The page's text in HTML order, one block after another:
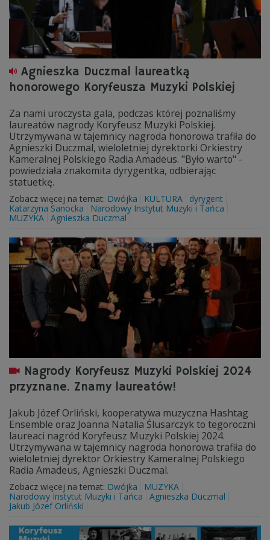
Agnieszka Duczmal laureatką
honorowego Koryfeusza Muzyki Polskiej
Za nami uroczysta gala, podczas której poznaliśmy
laureatów nagrody Koryfeusz Muzyki Polskiej.
Utrzymywana w tajemnicy nagroda honorowa trafiła do
Agnieszki Duczmal, wieloletniej dyrektorki Orkiestry
Kameralnej Polskiego Radia Amadeus. "Było warto" -
powiedziała znakomita dyrygentka, odbierając
statuetkę.
Zobacz więcej na temat: Dwójka KULTURA
dyrygent
Katarzyna Sanocka
Narodowy Instytut Muzyki i Tańca
MUZYKA Agnieszka Duczmal
Nagrody Koryfeusz Muzyki Polskiej 2024
przyznane. Znamy laureatów!
Jakub Józef Orliński, kooperatywa muzyczna Hashtag
Ensemble oraz Joanna Natalia Ślusarczyk to tegoroczni
laureaci nagród Koryfeusz Muzyki Polskiej 2024.
Utrzymywana w tajemnicy nagroda honorowa trafiła do
wieloletniej dyrektor Orkiestry Kameralnej Polskiego
Radia Amadeus, Agnieszki Duczmal.
Zobacz więcej na temat: Dwójka
MUZYKA
Narodowy Instytut Muzyki i Tańca
Agnieszka Duczmal
Jakub Józef Orliński